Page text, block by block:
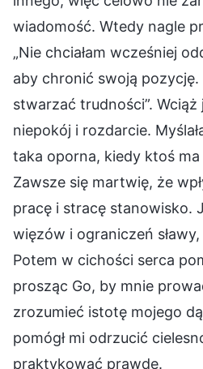
wiadomość. Wtedy nagle
„Nie chciałam wcześniej
aby chronić swoją
stwarzać trudności”. Wciąż
niepokój i rozdarcie.
taka oporna, kiedy ktoś
Zawsze się martwię, że
pracę i stracę stanowisko.
więzów i ograniczeń
Potem w cichości serca
prosząc Go, by mnie
zrozumieć istotę mojego
pomógł mi odrzucić
praktykować prawdę.